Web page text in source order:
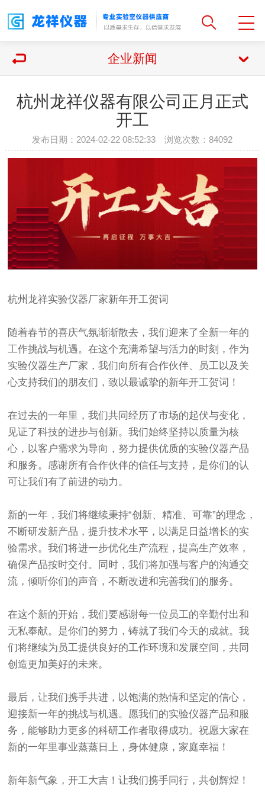
企业新闻
杭州龙祥仪器有限公司正月正式
开工
发布日期：2024-02-22 08:52:33 浏览次数：84092
杭州龙祥实验仪器厂家新年开工贺词
随着春节的喜庆气氛渐渐散去，我们迎来了全新一年的
工作挑战与机遇。在这个充满希望与活力的时刻，作为
实验仪器生产厂家，我们向所有合作伙伴、员工以及关
心支持我们的朋友们，致以最诚挚的新年开工贺词！
在过去的一年里，我们共同经历了市场的起伏与变化，
见证了科技的进步与创新。我们始终坚持以质量为核
心，以客户需求为导向，努力提供优质的实验仪器产品
和服务。感谢所有合作伙伴的信任与支持，是你们的认
可让我们有了前进的动力。
新的一年，我们将继续秉持“创新、精准、可靠”的理念，
不断研发新产品，提升技术水平，以满足日益增长的实
验需求。我们将进一步优化生产流程，提高生产效率，
确保产品按时交付。同时，我们将加强与客户的沟通交
流，倾听你们的声音，不断改进和完善我们的服务。
在这个新的开始，我们要感谢每一位员工的辛勤付出和
无私奉献。是你们的努力，铸就了我们今天的成就。我
们将继续为员工提供良好的工作环境和发展空间，共同
创造更加美好的未来。
最后，让我们携手共进，以饱满的热情和坚定的信心，
迎接新一年的挑战与机遇。愿我们的实验仪器产品和服
务，能够助力更多的科研工作者取得成功。祝愿大家在
新的一年里事业蒸蒸日上，身体健康，家庭幸福！
新年新气象，开工大吉！让我们携手同行，共创辉煌！